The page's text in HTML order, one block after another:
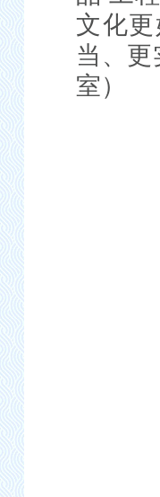
文化
当、
室）